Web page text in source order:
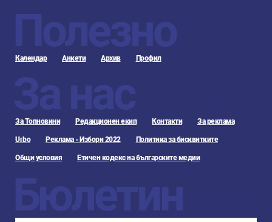
Полезно
Календар Анкети Архив Профил
За нас
За Топновини Редакционен екип Контакти За реклама
Urbo Реклама - Избори 2022 Политика за бисквитките
Общи условия Етичен кодекс на българските медии
Бюлетин